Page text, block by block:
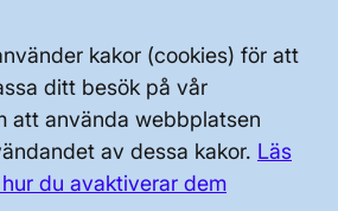
kakor (cookies) för att
ditt besök på vår
att använda webbplatsen
av dessa kakor. Läs
du avaktiverar dem
Box 1200, 172 24